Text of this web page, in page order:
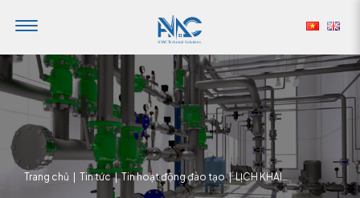
Trang chủ Tin tức | Tin hoạt động đào tạo | LỊCH KHAI
GIẢNG CÁC